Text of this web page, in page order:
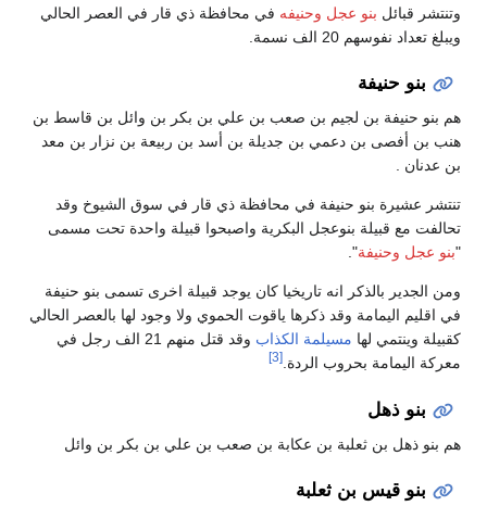
وتنتشر قبائل بنو عجل وحنيفه في محافظة ذي قار في العصر الحالي
ويبلغ تعداد نفوسهم 20 الف نسمة.
بنو حنيفة
هم بنو حنيفة بن لجيم بن صعب بن علي بن بكر بن وائل بن قاسط بن
هنب بن أفصى بن دعمي بن جديلة بن أسد بن ربيعة بن نزار بن معد
بن عدنان .
تنتشر عشيرة بنو حنيفة في محافظة ذي قار في سوق الشيوخ وقد
تحالفت مع قبيلة بنوعجل البكرية واصبحوا قبيلة واحدة تحت مسمى
"بنو عجل وحنيفة".
ومن الجدير بالذكر انه تاريخيا كان يوجد قبيلة اخرى تسمى بنو حنيفة
في اقليم اليمامة وقد ذكرها ياقوت الحموي ولا وجود لها بالعصر الحالي
كقبيلة وينتمي لها مسيلمة الكذاب
وقد قتل منهم 21 الف رجل في
معركة اليمامة بحروب الردة. [3]
بنو ذهل
هم بنو ذهل بن ثعلبة بن عكابة بن صعب بن علي بن بكر بن وائل
بنو قيس بن ثعلبة